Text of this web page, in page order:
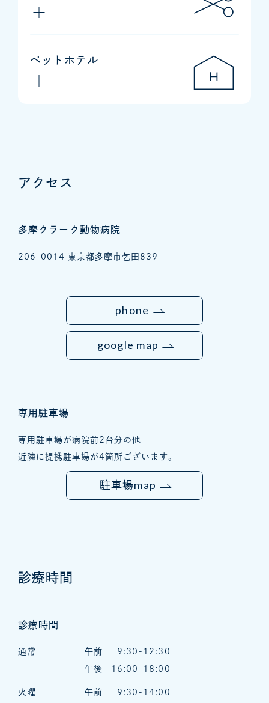
ペットホテル
アクセス
多摩クラーク動物病院
206-0014 東京都多摩市乞田839
phone
google map
専用駐車場
専用駐車場が病院前2台分の他
近隣に提携駐車場が4箇所ございます。
駐車場map
診療時間
診療時間
通常 午前 9:30-12:30
午後 16:00-18:00
火曜 午前 9:30-14:00